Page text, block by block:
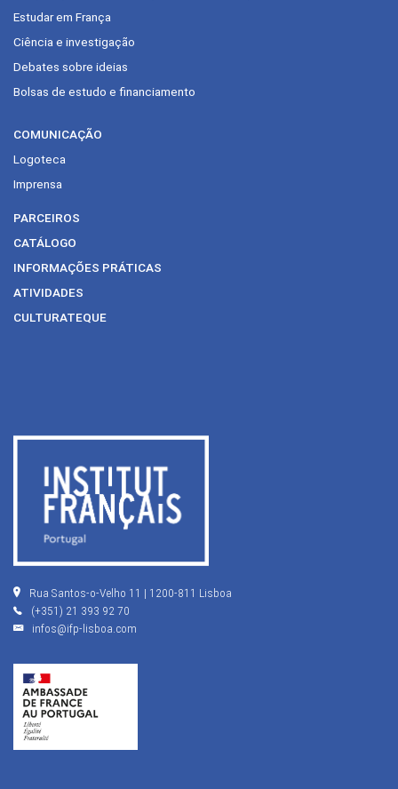
Estudar em França
Ciência e investigação
Debates sobre ideias
Bolsas de estudo e financiamento
COMUNICAÇÃO
Logoteca
Imprensa
PARCEIROS
CATÁLOGO
INFORMAÇÕES PRÁTICAS
ATIVIDADES
CULTURATEQUE
Rua Santos-o-Velho 11 | 1200-811 Lisboa
(+351) 21 393 92 70
infos@ifp-lisboa.com